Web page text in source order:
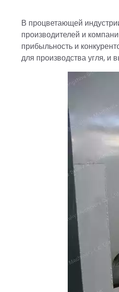
В процветающей
производителей и
прибыльность и
для производства угля,